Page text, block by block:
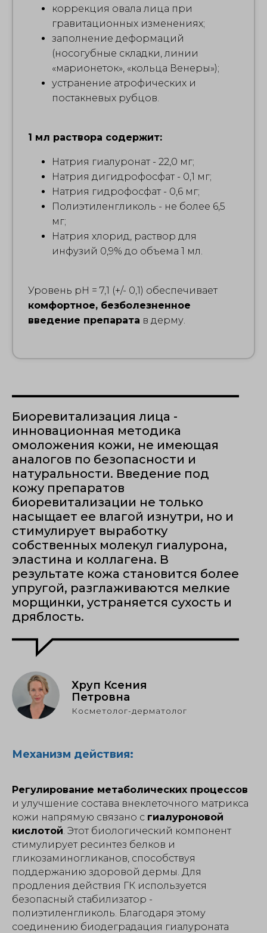
коррекция овала лица при
гравитационных изменениях;
заполнение деформаций
(носогубные складки, линии
«марионеток», «кольца Венеры»);
устранение атрофических и
постакневых рубцов.
1 мл раствора содержит:
Натрия гиалуронат - 22,0 мг;
Натрия дигидрофосфат - 0,1 мг;
Натрия гидрофосфат - 0,6 мг;
Полиэтиленгликоль - не более 6,5
мг;
Натрия хлорид, раствор для
инфузий 0,9% до объема 1 мл.
Уровень рН = 7,1 (+/- 0,1) обеспечивает
комфортное, безболезненное
введение препарата в дерму.
Биоревитализация лица -
инновационная методика
омоложения кожи, не имеющая
аналогов по безопасности и
натуральности. Введение под
кожу препаратов
биоревитализации не только
насыщает ее влагой изнутри, но и
стимулирует выработку
собственных молекул гиалурона,
эластина и коллагена. В
результате кожа становится более
упругой, разглаживаются мелкие
морщинки, устраняется сухость и
дряблость.
Хруп Ксения
Петровна
Косметолог-дерматолог
Механизм действия:
Регулирование метаболических процессов
и улучшение состава внеклеточного матрикса
кожи напрямую связано с гиалуроновой
кислотой . Этот биологический компонент
стимулирует ресинтез белков и
гликозаминогликанов, способствуя
поддержанию здоровой дермы. Для
продления действия ГК используется
безопасный стабилизатор -
полиэтиленгликоль. Благодаря этому
соединению биодеградация гиалуроната